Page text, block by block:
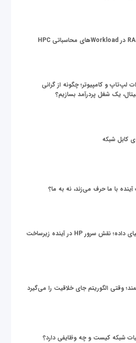
لپ‌تاپ و کامپیوتر؛ چگونه از گرانی
یک شغل پردرآمد بسازیم؟
کابل شبکه
آینده با ما حرف می‌زند، نه به ما؟
زیر پوست دنیای داده؛ نقش سرور HP در آینده زیرساخت
وقتی الگوریتم جای خلاقیت را می‌گیرد
شبکه کیست و چه وظایفی دارد؟